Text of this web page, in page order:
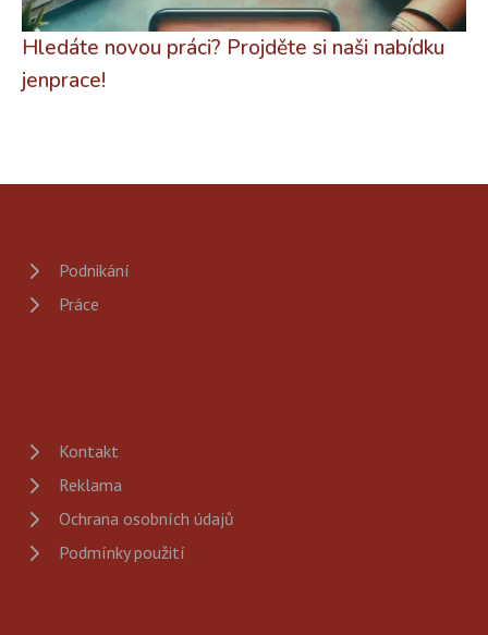
Hledáte novou práci? Projděte si naši nabídku
jenprace!
Podnikání
Práce
Kontakt
Reklama
Ochrana osobních údajů
Podmínky použití